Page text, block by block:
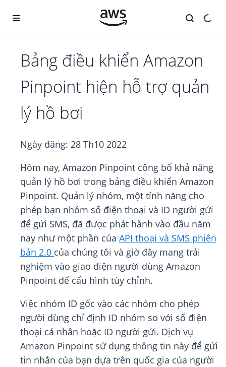
Bảng điều khiển Amazon
Pinpoint hiện hỗ trợ quản
lý hồ bơi
Ngày đăng: 28 Th10 2022
Hôm nay, Amazon Pinpoint công bố khả năng
quản lý hồ bơi trong bảng điều khiển Amazon
Pinpoint. Quản lý nhóm, một tính năng cho
phép bạn nhóm số điện thoại và ID người gửi
để gửi SMS, đã được phát hành vào đầu năm
nay như một phần của API thoại và SMS phiên
bản 2.0 của chúng tôi và giờ đây mang trải
nghiệm vào giao diện người dùng Amazon
Pinpoint để cấu hình tùy chỉnh.
Việc nhóm ID gốc vào các nhóm cho phép
người dùng chỉ định ID nhóm so với số điện
thoại cá nhân hoặc ID người gửi. Dịch vụ
Amazon Pinpoint sử dụng thông tin này để gửi
tin nhắn của bạn dựa trên quốc gia của người